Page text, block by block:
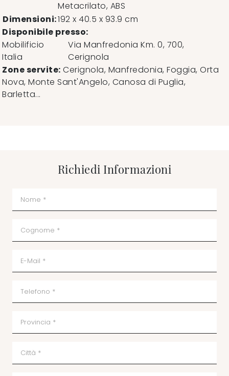
Metacrilato, ABS
Dimensioni:192 x 40.5 x 93.9 cm
Disponibile presso:
Mobilificio
Italia
Via Manfredonia Km. 0, 700,
Cerignola
Zone servite: Cerignola, Manfredonia, Foggia, Orta
Nova, Monte Sant'Angelo, Canosa di Puglia,
Barletta...
Richiedi Informazioni